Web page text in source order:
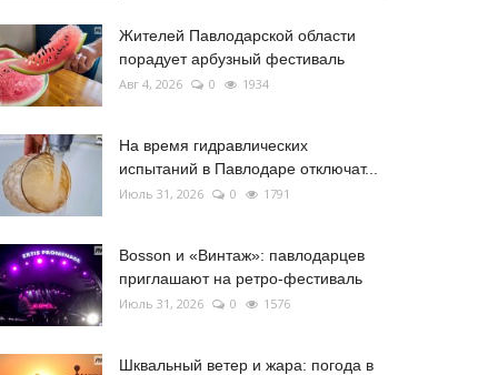
Жителей Павлодарской области
порадует арбузный фестиваль
Авг 4, 2026 0 1934
На время гидравлических
испытаний в Павлодаре отключат...
Июль 31, 2026 0 1791
Bosson и «Винтаж»: павлодарцев
приглашают на ретро-фестиваль
Июль 31, 2026 0 1576
Шквальный ветер и жара: погода в